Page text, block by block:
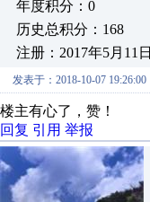
年度积分：0
历史总积分：168
注册：2017年5月11日
发表于：2018-10-07 19:26:00
楼主有心了，赞！
回复 引用 举报